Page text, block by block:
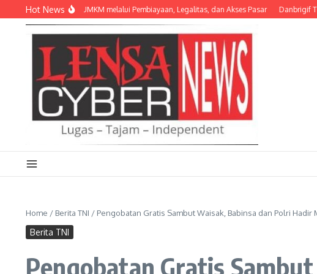
Lewati ke konten
Hot News
Ekosistem UMKM melalui Pembiayaan, Legalitas, dan Akses Pasar Danbrigif TP 31/PS:
Home / Berita TNI / Pengobatan Gratis Sambut Waisak, Babinsa dan Polri
Berita TNI
Pengobatan Gratis